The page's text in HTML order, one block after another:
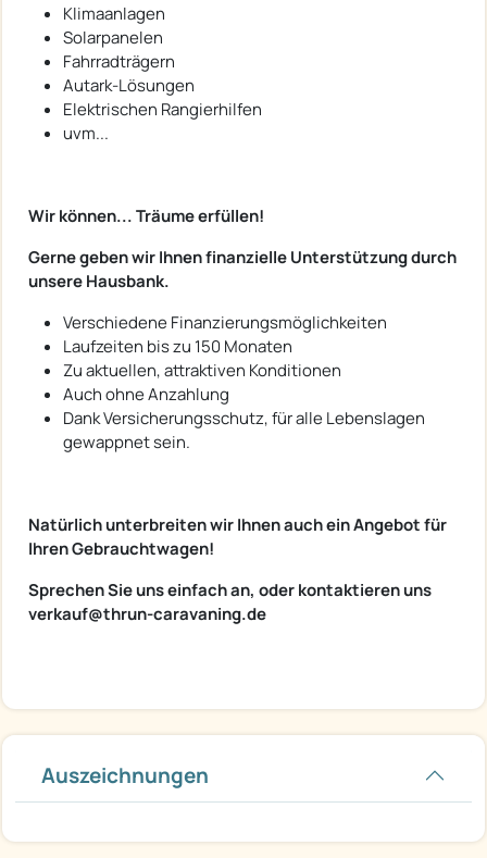
Klimaanlagen
Solarpanelen
Fahrradträgern
Autark-Lösungen
Elektrischen Rangierhilfen
uvm...
Wir können... Träume erfüllen!
Gerne geben wir Ihnen finanzielle Unterstützung durch
unsere Hausbank.
Verschiedene Finanzierungsmöglichkeiten
Laufzeiten bis zu 150 Monaten
Zu aktuellen, attraktiven Konditionen
Auch ohne Anzahlung
Dank Versicherungsschutz, für alle Lebenslagen
gewappnet sein.
Natürlich unterbreiten wir Ihnen auch ein Angebot für
Ihren Gebrauchtwagen!
Sprechen Sie uns einfach an, oder kontaktieren uns
verkauf@thrun-caravaning.de
Auszeichnungen